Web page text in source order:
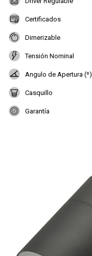
Certificados
Dimerizable
Tensión Nominal
Angulo de Apertura (º)
Casquillo
Garantía